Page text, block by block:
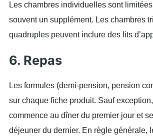
Les chambres individuelles sont
souvent un supplément. Les chambres
quadruples peuvent inclure des lits
6. Repas
Les formules (demi-pension, pension
sur chaque fiche produit. Sauf
commence au dîner du premier jour et
déjeuner du dernier. En règle générale,